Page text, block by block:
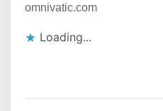
omnivatic.com
Loading...